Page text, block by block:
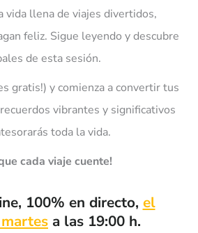
vida llena de viajes divertidos,
feliz. Sigue leyendo y descubre
de esta sesión.
gratis!) y comienza a convertir tus
vibrantes y significativos
toda la vida.
cada viaje cuente!
100% en directo, el
a las 19:00 h.